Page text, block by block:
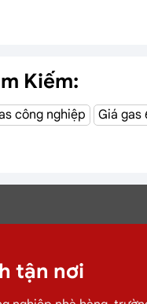
Ty Quản Lý
Kiếm:
công nghiệp Giá gas
tận nơi